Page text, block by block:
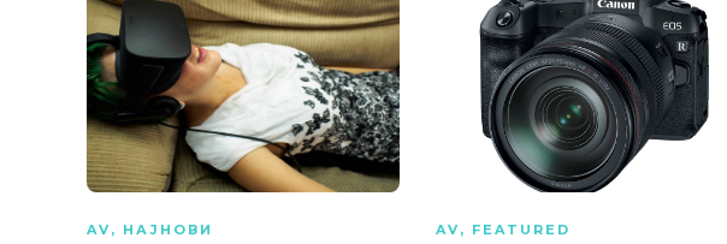
AV , НАЈНОВИ AV , FEATURED